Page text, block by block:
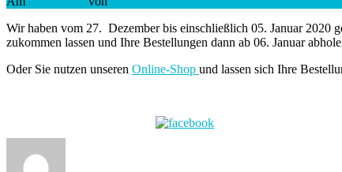
Wir haben vom 27. Dezember bis einschließlich 05. Januar 2020
zukommen lassen und Ihre Bestellungen dann ab 06. Januar
Oder Sie nutzen unseren Online-Shop und lassen sich Ihre